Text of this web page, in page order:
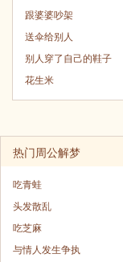
跟婆婆吵架
送伞给别人
别人穿了自己的鞋子
花生米
热门周公解梦
吃青蛙
头发散乱
吃芝麻
与情人发生争执